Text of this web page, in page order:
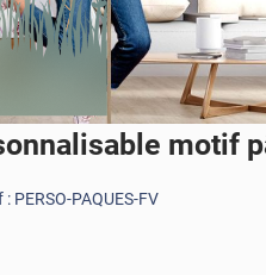
motif
: PERSO-PAQUES-FV